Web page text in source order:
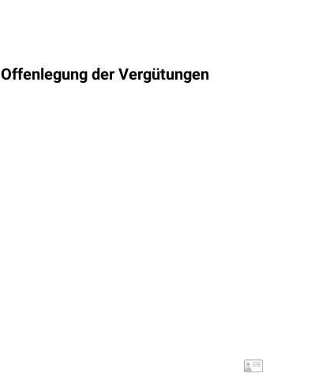
Offenlegung der Vergütungen